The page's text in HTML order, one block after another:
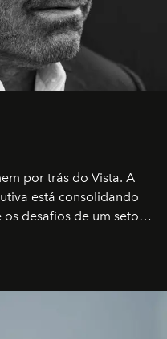
por trás do Vista. A
está consolidando
desafios de um setor
o conceito de luxo